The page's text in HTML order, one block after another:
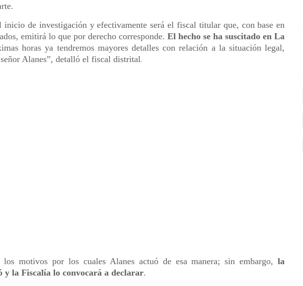
inicio de investigación y efectivamente será el fiscal titular que, con base en
emitirá lo que por derecho corresponde. El hecho se ha suscitado en La
horas ya tendremos mayores detalles con relación a la situación legal,
Alanes”, detalló el fiscal distrital.
los motivos por los cuales Alanes actuó de esa manera; sin embargo,la
la Fiscalía lo convocará a declarar.